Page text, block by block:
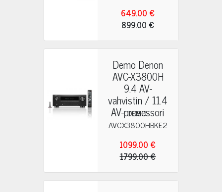
649.00 €
899.00 €
Demo Denon
AVC-X3800H
9.4 AV-
vahvistin / 11.4
AV-prosessori
DEMO-
AVCX3800HBKE2
1099.00 €
1799.00 €